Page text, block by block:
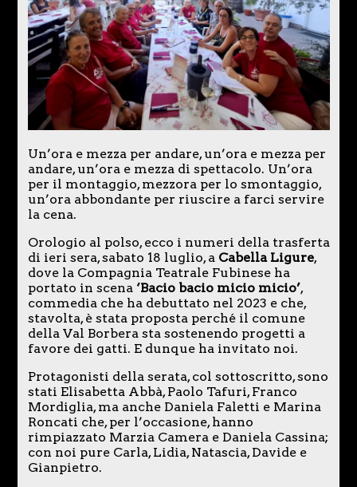
Un’ora e mezza per andare, un’ora e mezza per
andare, un’ora e mezza di spettacolo. Un’ora
per il montaggio, mezzora per lo smontaggio,
un’ora abbondante per riuscire a farci servire
la cena.
Orologio al polso, ecco i numeri della trasferta
di ieri sera, sabato 18 luglio, a Cabella Ligure,
dove la Compagnia Teatrale Fubinese ha
portato in scena ‘Bacio bacio micio micio’,
commedia che ha debuttato nel 2023 e che,
stavolta, è stata proposta perché il comune
della Val Borbera sta sostenendo progetti a
favore dei gatti. E dunque ha invitato noi.
Protagonisti della serata, col sottoscritto, sono
stati Elisabetta Abbà, Paolo Tafuri, Franco
Mordiglia, ma anche Daniela Faletti e Marina
Roncati che, per l’occasione, hanno
rimpiazzato Marzia Camera e Daniela Cassina;
con noi pure Carla, Lidia, Natascia, Davide e
Gianpietro.